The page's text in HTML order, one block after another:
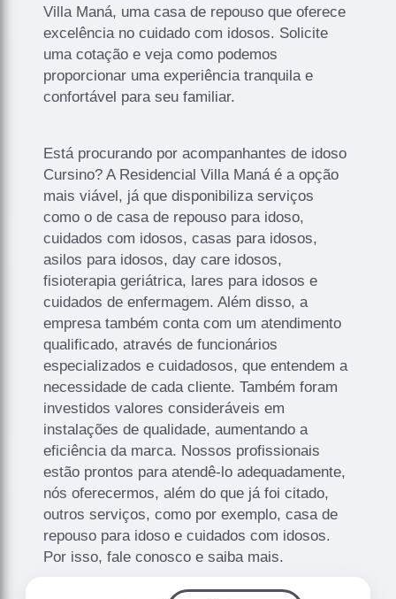
Villa Maná, uma casa de repouso que oferece
excelência no cuidado com idosos. Solicite
uma cotação e veja como podemos
proporcionar uma experiência tranquila e
confortável para seu familiar.
Está procurando por acompanhantes de idoso
Cursino? A Residencial Villa Maná é a opção
mais viável, já que disponibiliza serviços
como o de casa de repouso para idoso,
cuidados com idosos, casas para idosos,
asilos para idosos, day care idosos,
fisioterapia geriátrica, lares para idosos e
cuidados de enfermagem. Além disso, a
empresa também conta com um atendimento
qualificado, através de funcionários
especializados e cuidadosos, que entendem a
necessidade de cada cliente. Também foram
investidos valores consideráveis em
instalações de qualidade, aumentando a
eficiência da marca. Nossos profissionais
estão prontos para atendê-lo adequadamente,
nós oferecermos, além do que já foi citado,
outros serviços, como por exemplo, casa de
repouso para idoso e cuidados com idosos.
Por isso, fale conosco e saiba mais.